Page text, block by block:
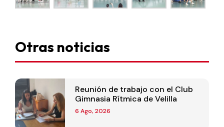
Otras noticias
Reunión de trabajo con el Club
Gimnasia Rítmica de Velilla
6 Ago, 2026